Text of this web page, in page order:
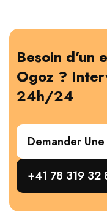
Besoin d'un
Ogoz ?
24h/24
Demander
+41 78 319 32